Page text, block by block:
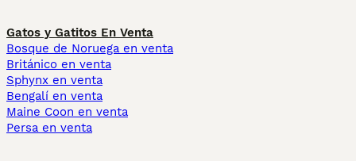
Gatos y Gatitos En Venta
Bosque de Noruega en venta
Británico en venta
Sphynx en venta
Bengalí en venta
Maine Coon en venta
Persa en venta